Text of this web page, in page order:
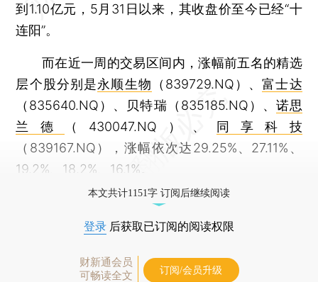
到1.10亿元，5月31日以来，其收盘价至今已经“十
连阳”。
而在近一周的交易区间内，涨幅前五名的精选
层个股分别是永顺生物 （839729.NQ）、富士达
（835640.NQ）、贝特瑞（835185.NQ）、 诺思
兰德
（430047.NQ）、
同享科技
（839167.NQ），涨幅依次达29.25%、27.11%、
19.2%、18.2%、16.1%。
本文共计1151字 订阅后继续阅读
登录 后获取已订阅的阅读权限
财新通会员
可畅读全文
订阅/会员升级